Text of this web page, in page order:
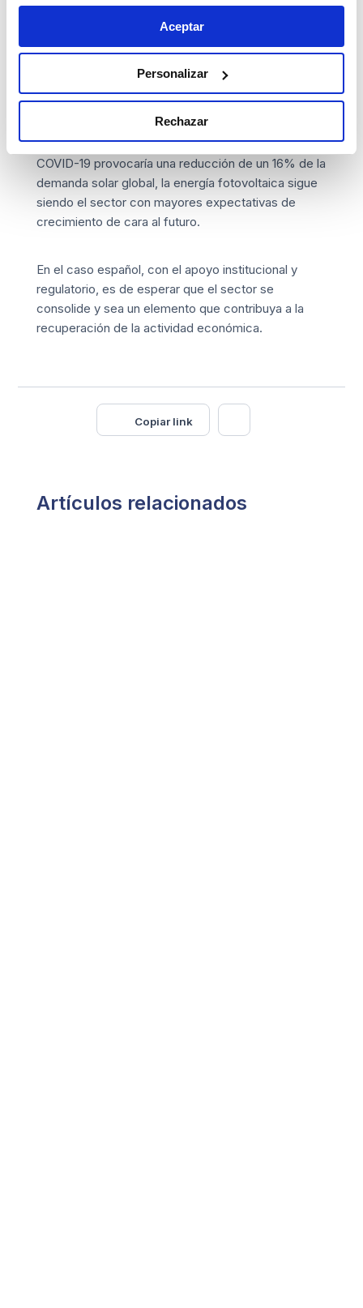
Aceptar
Personalizar
Rechazar
centrales construidas en locaciones como el
Parque Fotovoltaico SOLTEN I y II en las Islas
Canarias, la Planta Solar Arnedo en La Rioja o el
Parc Solar Ramon Escriche en Cataluña.
A pesar de que un informe de BloombergNEF
advierte de que la pandemia provocada por el
COVID-19 provocaría una reducción de un 16% de la
demanda solar global, la energía fotovoltaica sigue
siendo el sector con mayores expectativas de
crecimiento de cara al futuro.
En el caso español, con el apoyo institucional y
regulatorio, es de esperar que el sector se
consolide y sea un elemento que contribuya a la
recuperación de la actividad económica.
Copiar link
Artículos relacionados